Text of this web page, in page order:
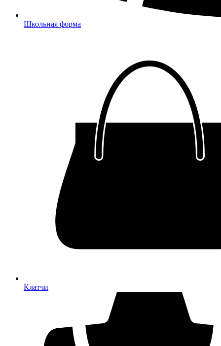
Школьная форма
Клатчи